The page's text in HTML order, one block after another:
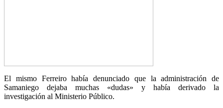
El mismo Ferreiro había denunciado que la administración de
Samaniego dejaba muchas «dudas» y había derivado la
investigación al Ministerio Público.